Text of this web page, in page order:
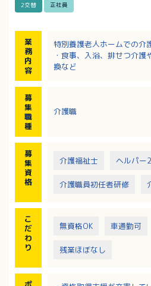
2交替 正社員
業
務
内
容
特別養護老人ホームでの介
・食事、入浴、排せつ介
換など
募
集
職
種
介護職
募
集
資
格
介護福祉士 ヘルパー
介護職員初任者研修
こ
だ
わ
り
無資格OK 車通勤可
残業ほぼなし